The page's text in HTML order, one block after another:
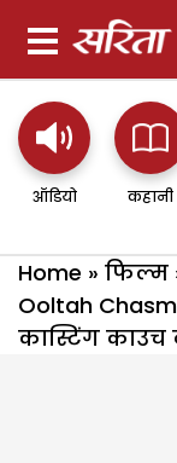
ऑडियो कहानी
Home » फिल्म
Ooltah
कास्टिंग काउच